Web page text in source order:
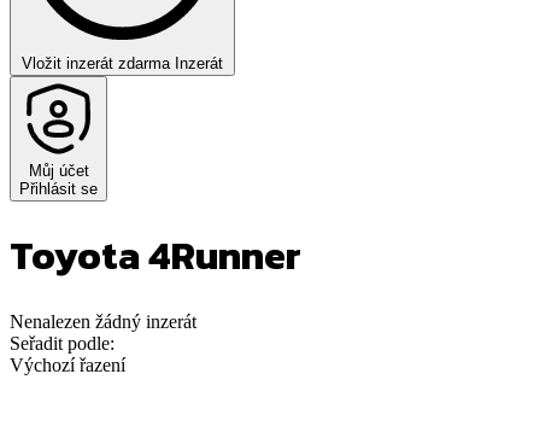
Vložit inzerát zdarma Inzerát
Můj účet
Přihlásit se
Toyota 4Runner
Nenalezen žádný inzerát
Seřadit podle:
Výchozí řazení